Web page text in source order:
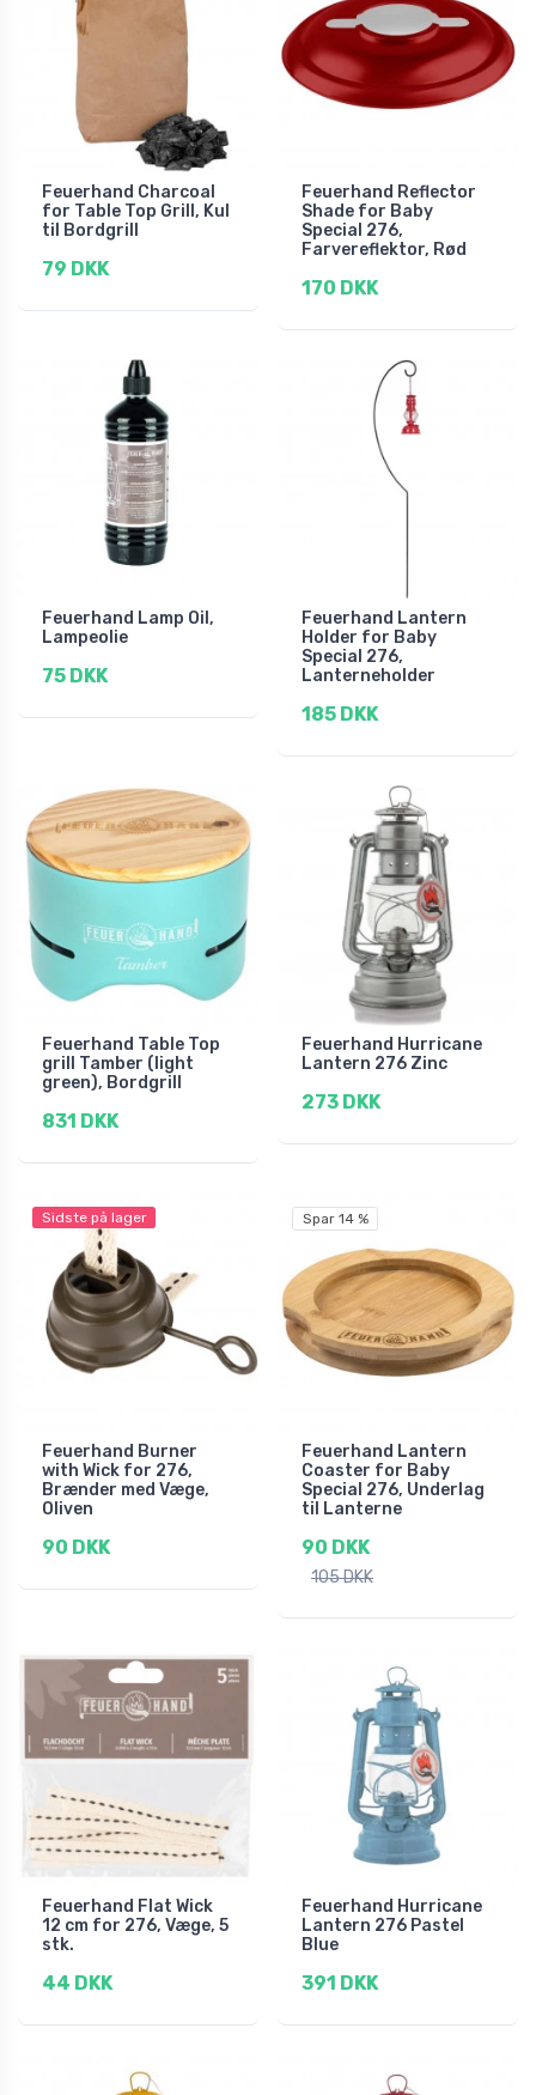
Feuerhand Charcoal
for Table Top Grill, Kul
til Bordgrill
79 DKK
Feuerhand Reflector
Shade for Baby
Special 276,
Farvereflektor, Rød
170 DKK
Feuerhand Lamp Oil,
Lampeolie
75 DKK
Feuerhand Lantern
Holder for Baby
Special 276,
Lanterneholder
185 DKK
Feuerhand Table Top
grill Tamber (light
green), Bordgrill
831 DKK
Feuerhand Hurricane
Lantern 276 Zinc
273 DKK
Sidste på lager
Feuerhand Burner
with Wick for 276,
Brænder med Væge,
Oliven
90 DKK
Spar 14 %
Feuerhand Lantern
Coaster for Baby
Special 276, Underlag
til Lanterne
90 DKK
105 DKK
Feuerhand Flat Wick
12 cm for 276, Væge, 5
stk.
44 DKK
Feuerhand Hurricane
Lantern 276 Pastel
Blue
391 DKK